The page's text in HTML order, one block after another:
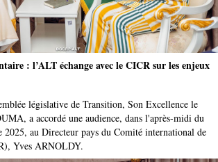
: l’ALT échange avec le CICR sur les enjeux
législative de Transition, Son Excellence le
a accordé une audience, dans l'après-midi du
2025, au Directeur pays du Comité international de
Yves ARNOLDY.